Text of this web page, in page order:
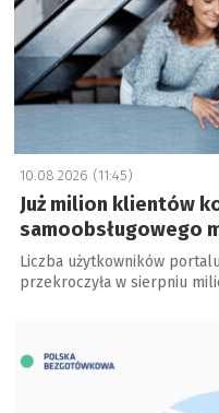
10.08.2026 (11:45)
Już milion klientów
samoobsługowego
Liczba użytkowników
przekroczyła w sierpniu